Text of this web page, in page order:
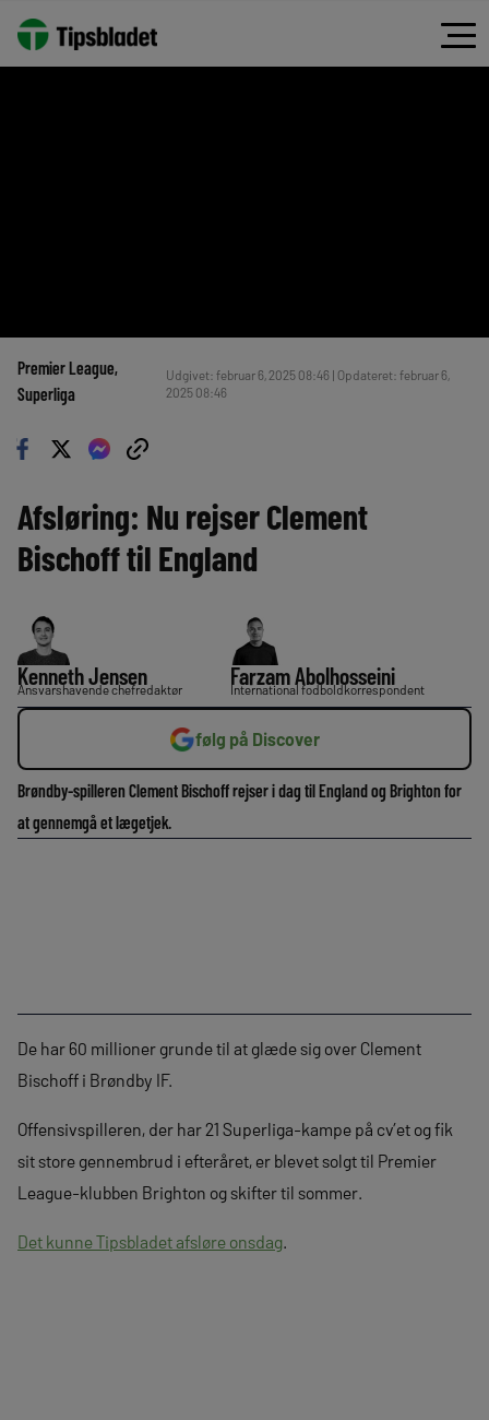
Premier League
Superliga
Udgivet: februar 6, 2025 08:46 | Opdateret: februar 6,
2025 08:46
Afsløring: Nu rejser Clement
Bischoff til England
Kenneth Jensen
Ansvarshavende chefredaktør Farzam Abolhosseini
International fodboldkorrespondent
følg på Discover
Brøndby-spilleren Clement Bischoff rejser i dag til England og Brighton for
at gennemgå et lægetjek.
De har 60 millioner grunde til at glæde sig over Clement
Bischoff i Brøndby IF.
Offensivspilleren, der har 21 Superliga-kampe på cv’et og fik
sit store gennembrud i efteråret, er blevet solgt til Premier
League-klubben Brighton og skifter til sommer.
Det kunne Tipsbladet afsløre onsdag.